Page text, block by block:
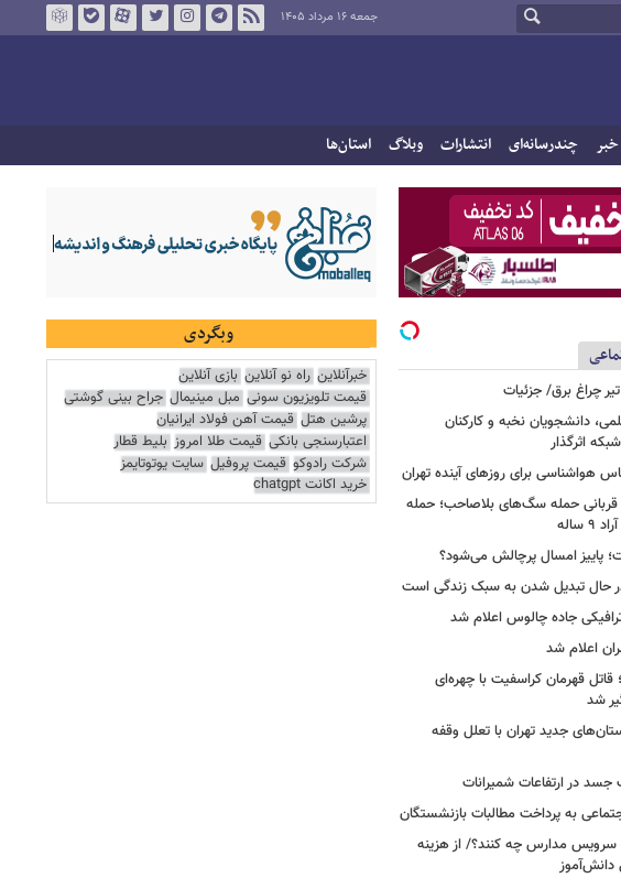
جمعه ۱۶ مرداد ۱۴۰۵
چندرسانه‌ای انتشارات وبلاگ استان‌ها
تیر چراغ برق/ جزئیات
دانشجویان نخبه و کارکنان
اثرگذار
هواشناسی برای روزهای آینده تهران
حمله سگ‌های بلاصاحب؛ حمله
پاییز امسال پرچالش می‌شود؟
حال تبدیل شدن به سبک زندگی است
جاده چالوس اعلام شد
اعلام شد
فرار؛ قاتل قهرمان کراسفیت با چهره‌ای
شد
جدید تهران با تعلل وقفه
در ارتفاعات شمیرانات
به پرداخت مطالبات بازنشستگان
سرویس مدارس چه کنند؟/ از هزینه
دانش‌آموز
وبگردی
خبرآنلاین راه نو آنلاین بازی آنلاین
قیمت تلویزیون سونی مبل مینیمال جراح بینی گوشتی
پرشین هتل قیمت آهن فولاد ایرانیان
اعتبارسنجی بانکی قیمت طلا امروز بلیط قطار
شرکت رادوکو قیمت پروفیل سایت یوتوتایمز
خرید اکانت chatgpt